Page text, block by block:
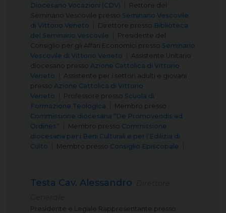
Diocesano Vocazioni (CDV)
Rettore del
Seminario Vescovile presso Seminario Vescovile
di Vittorio Veneto
Direttore presso Biblioteca
del Seminario Vescovile
Presidente del
Consiglio per gli Affari Economici presso Seminario
Vescovile di Vittorio Veneto
Assistente Unitario
diocesano presso Azione Cattolica di Vittorio
Veneto
Assistente per i settori adulti e giovani
presso Azione Cattolica di Vittorio
Veneto
Professore presso Scuola di
Formazione Teologica
Membro presso
Commissione diocesana “De Promovendis ad
Ordines”
Membro presso Commissione
diocesana per i Beni Culturali e per l’Edilizia di
Culto
Membro presso Consiglio Episcopale
Testa Cav. Alessandro
Presidente e Legale Rappresentante presso